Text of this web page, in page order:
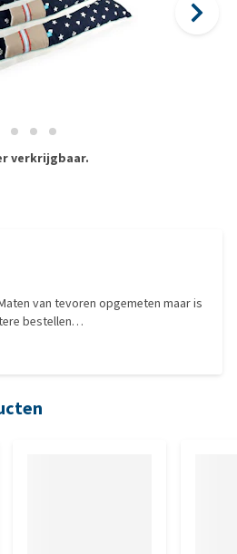
verkrijgbaar.
van tevoren opgemeten maar is
bestellen…